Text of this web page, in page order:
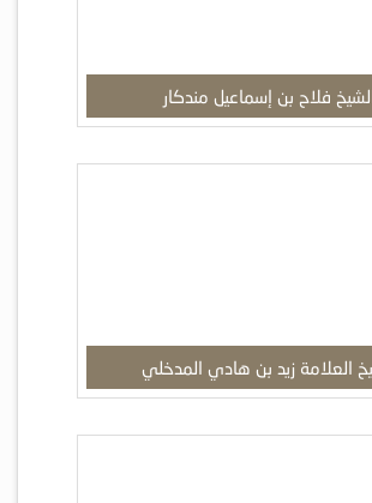
فلاح بن إسماعيل مندكار
العلامة زيد بن هادي المدخلي